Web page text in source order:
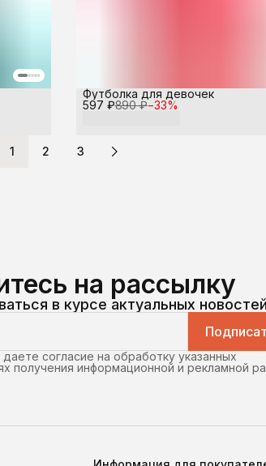
597 ₽890 ₽−33%
Футболка для девочек
1 2 3
на рассылку
в курсе актуальных новостей
согласие на обработку указанных
получения информационной и рекламной